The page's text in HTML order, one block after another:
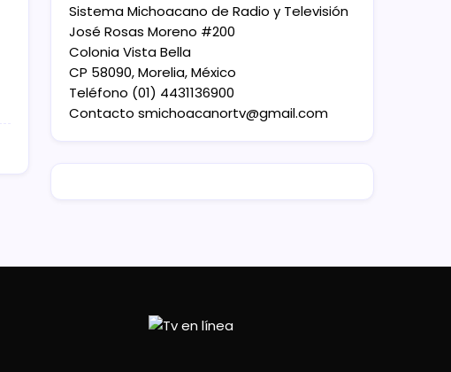
Sistema Michoacano de Radio y Televisión
José Rosas Moreno #200
Colonia Vista Bella
CP 58090, Morelia, México
Teléfono (01) 4431136900
Contacto smichoacanortv@gmail.com